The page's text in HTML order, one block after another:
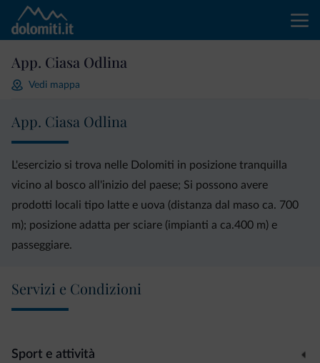
App. Ciasa Odlina
Vedi mappa
App. Ciasa Odlina
L'esercizio si trova nelle Dolomiti in posizione tranquilla
vicino al bosco all'inizio del paese; Si possono avere
prodotti locali tipo latte e uova (distanza dal maso ca. 700
m); posizione adatta per sciare (impianti a ca.400 m) e
passeggiare.
Servizi e Condizioni
Sport e attività